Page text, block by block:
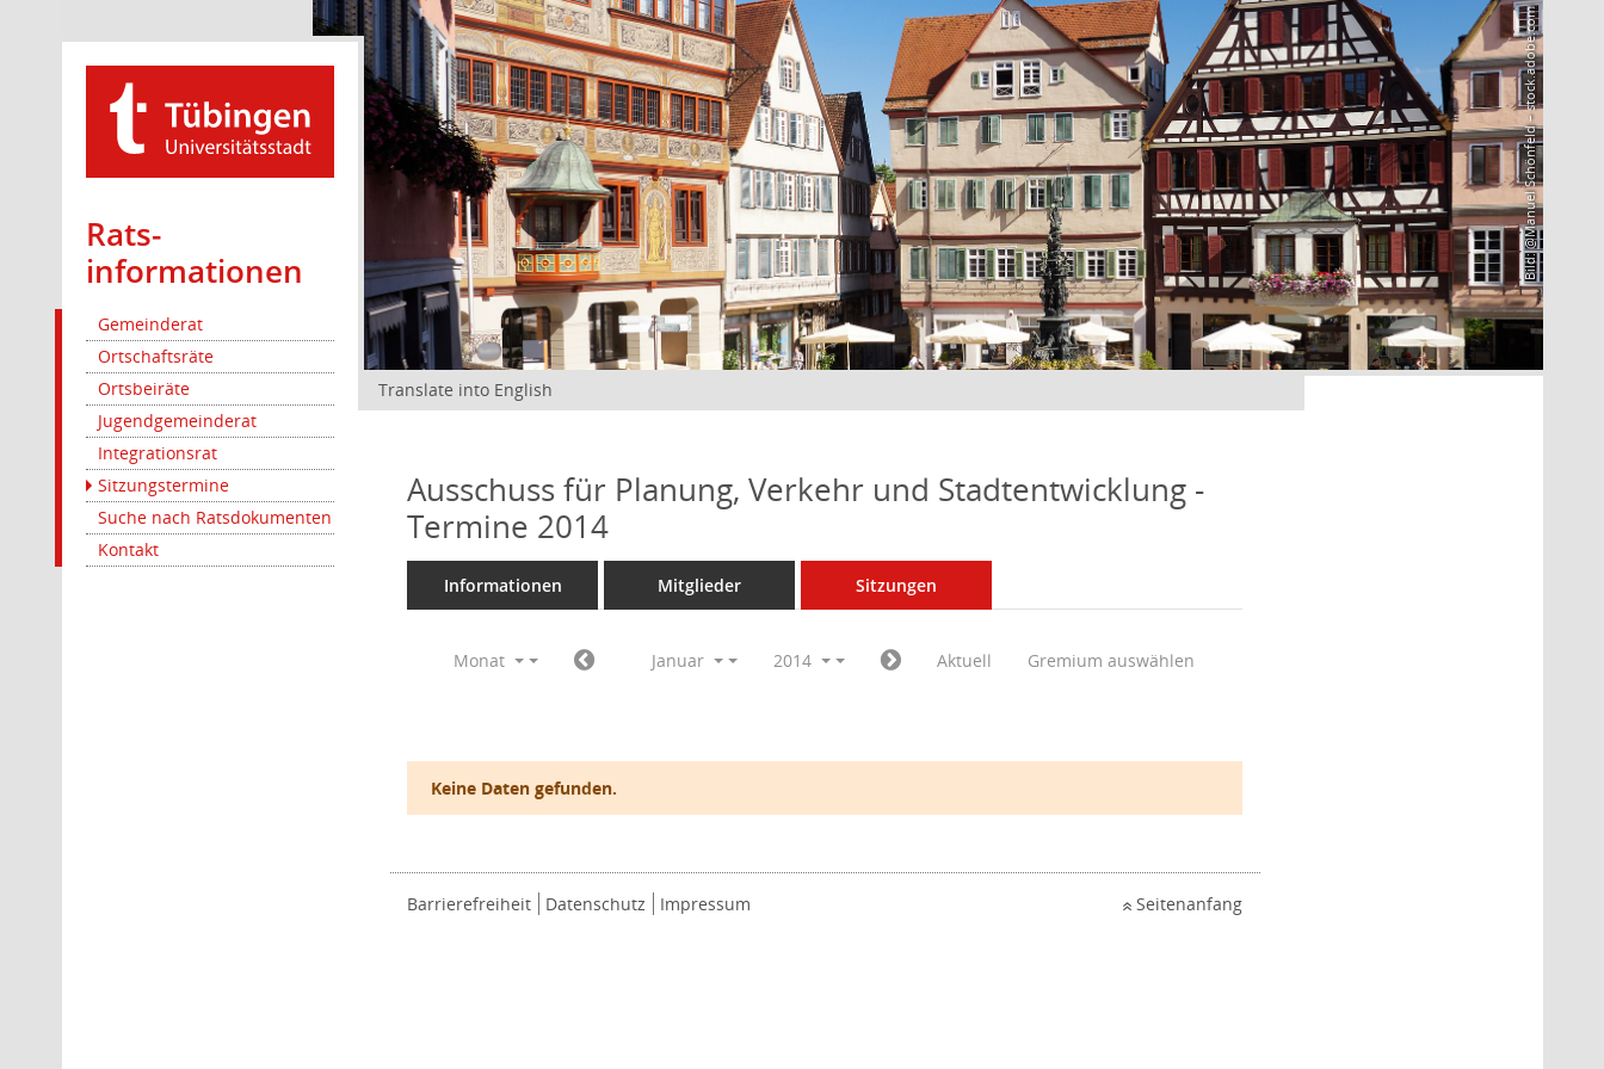
Rats­
informationen
Gemeinderat
Ortschaftsräte
Ortsbeiräte
Jugendgemeinderat
Integrationsrat
Sitzungstermine
Suche nach Ratsdokumenten
Kontakt
Bild: @Manuel Schönfeld – stock.adobe.com
Translate into English
Ausschuss für Planung, Verkehr und Stadtentwicklung -
Termine 2014
Informationen Mitglieder Sitzungen
Monat Januar 2014 Aktuell Gremium auswählen
Keine Daten gefunden.
Barrierefreiheit Datenschutz Impressum Seitenanfang